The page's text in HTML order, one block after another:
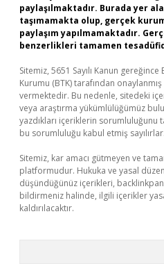
paylaşılmaktadır. Burada yer
taşımamakta olup, gerçek
paylaşım yapılmamaktadır.
benzerlikleri tamamen
Sitemiz, 5651 Sayılı Kanun
Kurumu (BTK) tarafından
vermektedir. Bu nedenle, sitedeki
veya araştırma yükümlülüğümüz
yazdıkları içeriklerin sorumluluğunu
bu sorumluluğu kabul etmiş sayılırlar.
Sitemiz, kar amacı gütmeyen ve
platformudur. Hukuka ve yasal
düşündüğünüz içerikleri,
bildirmeniz halinde, ilgili içerikler
kaldırılacaktır.